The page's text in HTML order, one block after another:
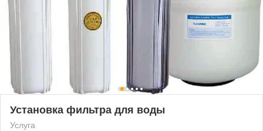
Установка фильтра для воды
Услуга